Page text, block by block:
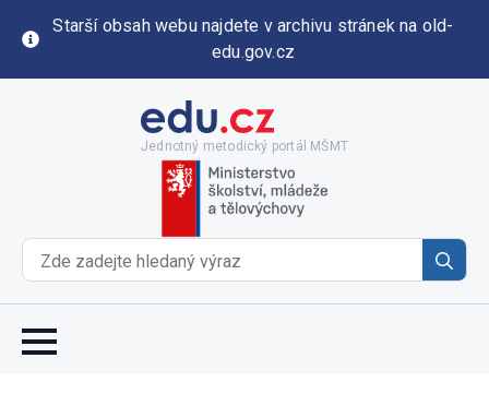
Starší obsah webu najdete v archivu stránek na old-
edu.gov.cz
Jednotný metodický portál MŠMT
for: